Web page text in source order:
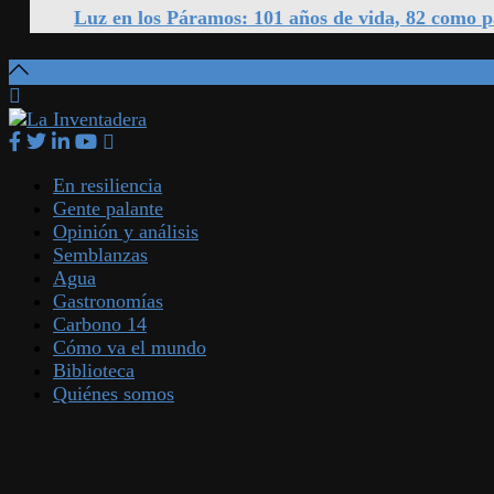
Luz en los Páramos: 101 años de vida, 82 como
En resiliencia
Gente palante
Opinión y análisis
Semblanzas
Agua
Gastronomías
Carbono 14
Cómo va el mundo
Biblioteca
Quiénes somos